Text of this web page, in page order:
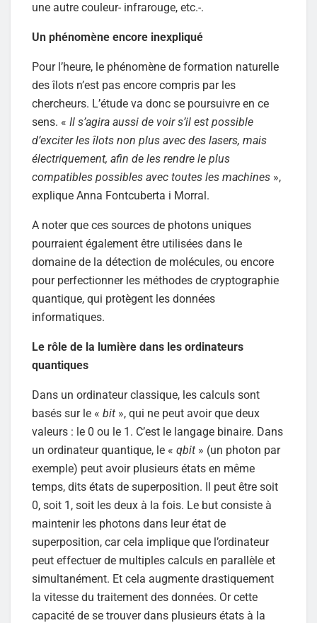
une autre couleur- infrarouge, etc.-.
Un phénomène encore inexpliqué
Pour l’heure, le phénomène de formation naturelle
des îlots n’est pas encore compris par les
chercheurs. L’étude va donc se poursuivre en ce
sens. « Il s’agira aussi de voir s’il est possible
d’exciter les îlots non plus avec des lasers, mais
électriquement, afin de les rendre le plus
compatibles possibles avec toutes les machines »,
explique Anna Fontcuberta i Morral.
A noter que ces sources de photons uniques
pourraient également être utilisées dans le
domaine de la détection de molécules, ou encore
pour perfectionner les méthodes de cryptographie
quantique, qui protègent les données
informatiques.
Le rôle de la lumière dans les ordinateurs
quantiques
Dans un ordinateur classique, les calculs sont
basés sur le « bit », qui ne peut avoir que deux
valeurs : le 0 ou le 1. C’est le langage binaire. Dans
un ordinateur quantique, le « qbit » (un photon par
exemple) peut avoir plusieurs états en même
temps, dits états de superposition. Il peut être soit
0, soit 1, soit les deux à la fois. Le but consiste à
maintenir les photons dans leur état de
superposition, car cela implique que l’ordinateur
peut effectuer de multiples calculs en parallèle et
simultanément. Et cela augmente drastiquement
la vitesse du traitement des données. Or cette
capacité de se trouver dans plusieurs états à la